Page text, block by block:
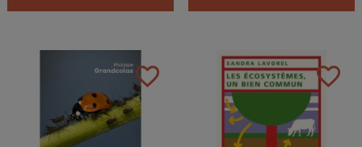
favorite_border favorite_border